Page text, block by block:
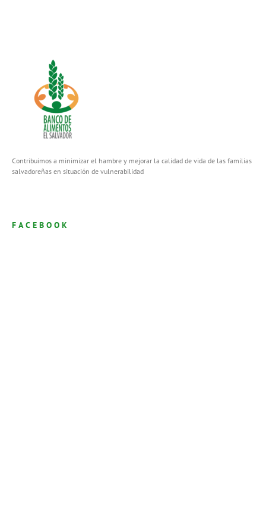
Contribuimos a minimizar el hambre y mejorar la calidad de vida de las familias
salvadoreñas en situación de vulnerabilidad
FACEBOOK